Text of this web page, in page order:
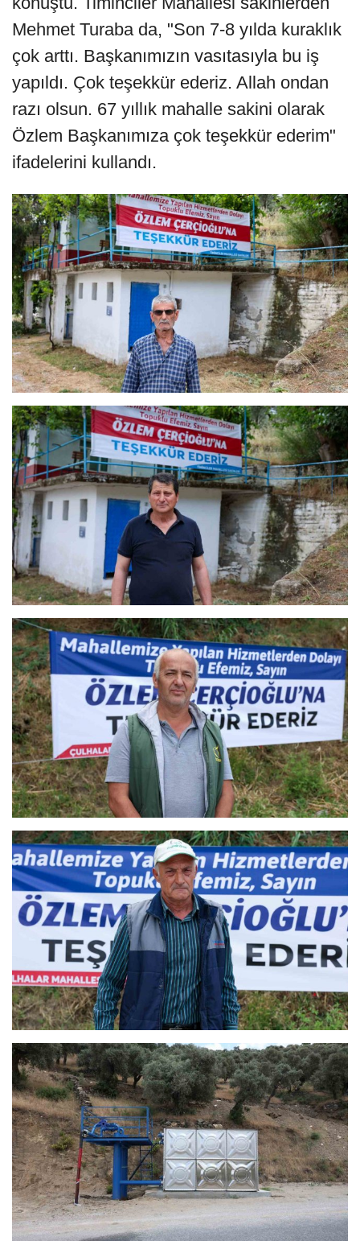
Mehmet Turaba da, "Son 7-8 yılda kuraklık
çok arttı. Başkanımızın vasıtasıyla bu iş
yapıldı. Çok teşekkür ederiz. Allah ondan
razı olsun. 67 yıllık mahalle sakini olarak
Özlem Başkanımıza çok teşekkür ederim"
ifadelerini kullandı.